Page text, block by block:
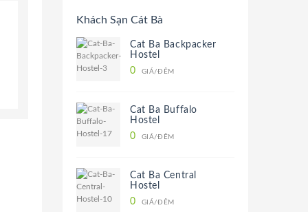
Khách Sạn Cát Bà
Cat Ba Backpacker
Hostel
0
GIÁ/ĐÊM
Cat Ba Buffalo
Hostel
0
GIÁ/ĐÊM
Cat Ba Central
Hostel
0
GIÁ/ĐÊM